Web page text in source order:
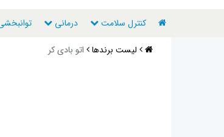
کنترل سلامت درمانی
لیست برندها
اتو بادی کر